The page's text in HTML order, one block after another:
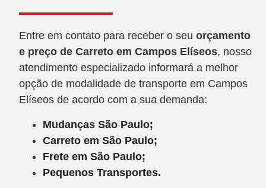
Entre em contato para receber o seu orçamento
e preço de Carreto em Campos Elíseos, nosso
atendimento especializado informará a melhor
opção de modalidade de transporte em Campos
Elíseos de acordo com a sua demanda:
Mudanças São Paulo;
Carreto em São Paulo;
Frete em São Paulo;
Pequenos Transportes.